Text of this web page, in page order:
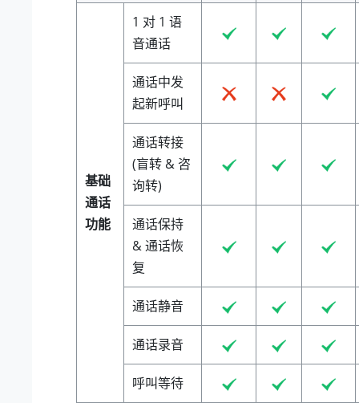
基础
通话
功能
1 对 1 语
音通话
通话中发
起新呼叫
通话转接
(盲转 & 咨
询转)
通话保持
& 通话恢
复
通话静音
通话录音
呼叫等待